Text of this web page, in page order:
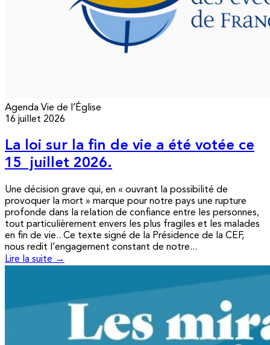
Agenda Vie de l’Église
16 juillet 2026
La loi sur la fin de vie a été votée ce
15 juillet 2026.
Une décision grave qui, en « ouvrant la possibilité de
provoquer la mort » marque pour notre pays une rupture
profonde dans la relation de confiance entre les personnes,
tout particulièrement envers les plus fragiles et les malades
en fin de vie.. Ce texte signé de la Présidence de la CEF,
nous redit l’engagement constant de notre...
Lire la suite →